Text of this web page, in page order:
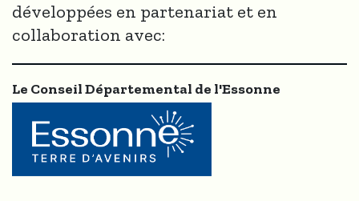
développées en partenariat et en
collaboration avec:
Le Conseil Départemental de l'Essonne